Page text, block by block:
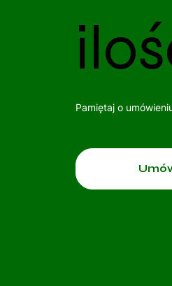
Pamiętaj o